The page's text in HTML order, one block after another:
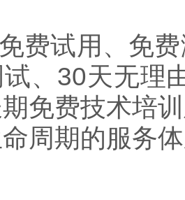
费试用、免
、30天无理
免费技术培
周期的服务